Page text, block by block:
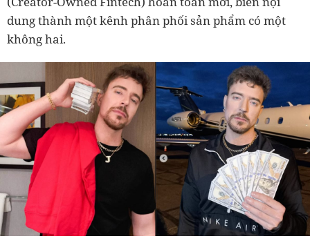
dung thành một kênh phân phối sản phẩm có một
không hai.